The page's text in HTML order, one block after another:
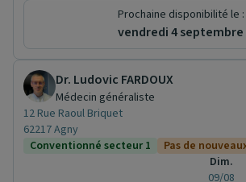
Prochaine disponibilité le :
vendredi 4 septembre
Dr. Ludovic FARDOUX
Médecin généraliste
12 Rue Raoul Briquet
62217 Agny
Conventionné secteur 1
Pas de
Dim.
09/08